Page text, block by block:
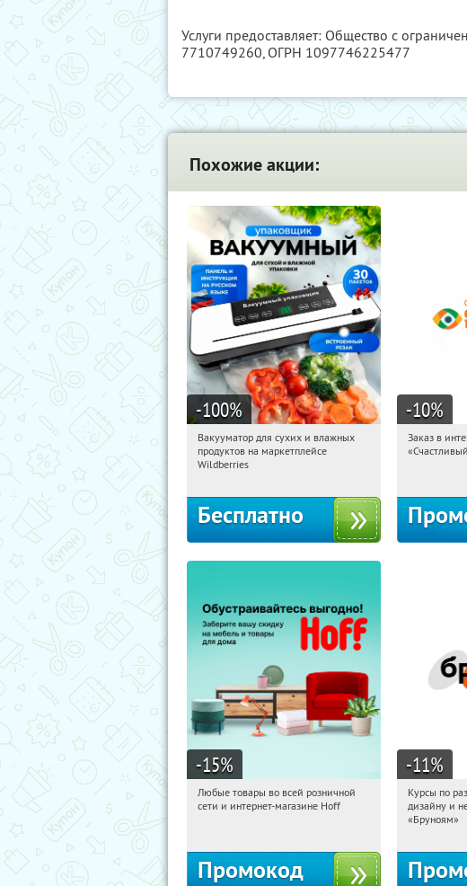
Услуги предоставляет: Общество с
7710749260, ОГРН 1097746225477
Похожие акции:
-100%
13:38:21 Получили:175
Россия
Вакууматор для сухих и влажных
продуктов на маркетплейсе
Wildberries
Бесплатно
-10%
13:38:21
Заказ в
-15%
13:38:21 Получили:
Любые товары во всей розничной
сети и интернет-магазине Hoff
Промокод
-11%
13:38:21
Россия
Курсы по
дизайну и
«Бруноям»